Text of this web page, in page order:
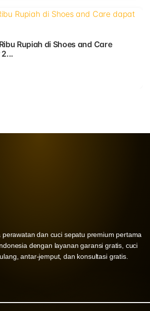
Rupiah di Shoes and Care
perawatan dan cuci sepatu premium pertama
dengan layanan garansi gratis, cuci
ulang, antar-jemput, dan konsultasi gratis.